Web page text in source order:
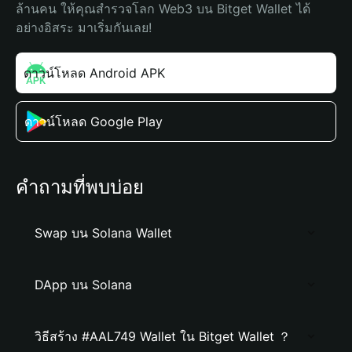
ล้านคน ให้คุณสำรวจโลก Web3 บน Bitget Wallet ได้
อย่างอิสระ มาเริ่มกันเลย!
ดาวน์โหลด Android APK
ดาวน์โหลด Google Play
คำถามที่พบบ่อย
Swap บน Solana Wallet
DApp บน Solana
วิธีสร้าง #AAL749 Wallet ใน Bitget Wallet ？